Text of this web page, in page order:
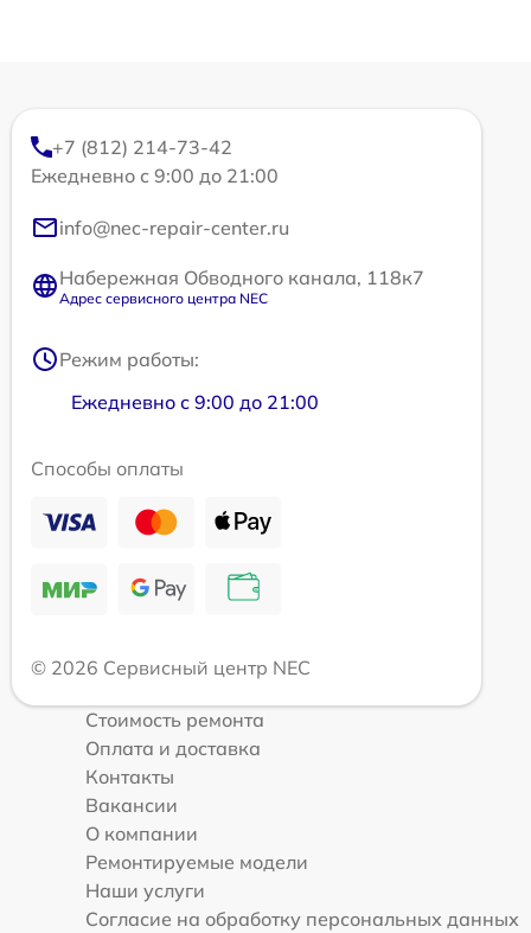
+7 (812) 214-73-42
Ежедневно с 9:00 до 21:00
info@nec-repair-center.ru
Набережная Обводного канала, 118к7
Адрес сервисного центра NEC
Режим работы:
Ежедневно с 9:00 до 21:00
Способы оплаты
© 2026 Сервисный центр NEC
Стоимость ремонта
Оплата и доставка
Контакты
Вакансии
О компании
Ремонтируемые модели
Наши услуги
Согласие на обработку персональных данных